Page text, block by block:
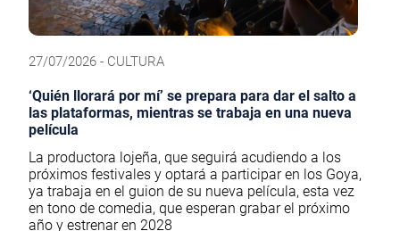
27/07/2026 - CULTURA
‘Quién llorará por mí’ se prepara para dar el salto a
las plataformas, mientras se trabaja en una nueva
película
La productora lojeña, que seguirá acudiendo a los
próximos festivales y optará a participar en los Goya,
ya trabaja en el guion de su nueva película, esta vez
en tono de comedia, que esperan grabar el próximo
año y estrenar en 2028